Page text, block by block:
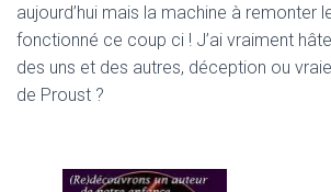
aujourd’hui mais la machine à remonter
fonctionné ce coup ci ! J’ai vraiment
des uns et des autres, déception ou
de Proust ?